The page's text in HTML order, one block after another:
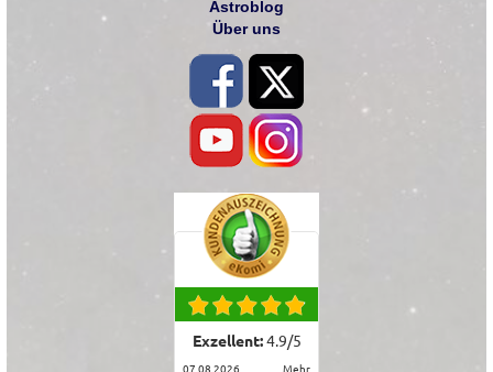
Astroblog
Über uns
Exzellent:4.9/5